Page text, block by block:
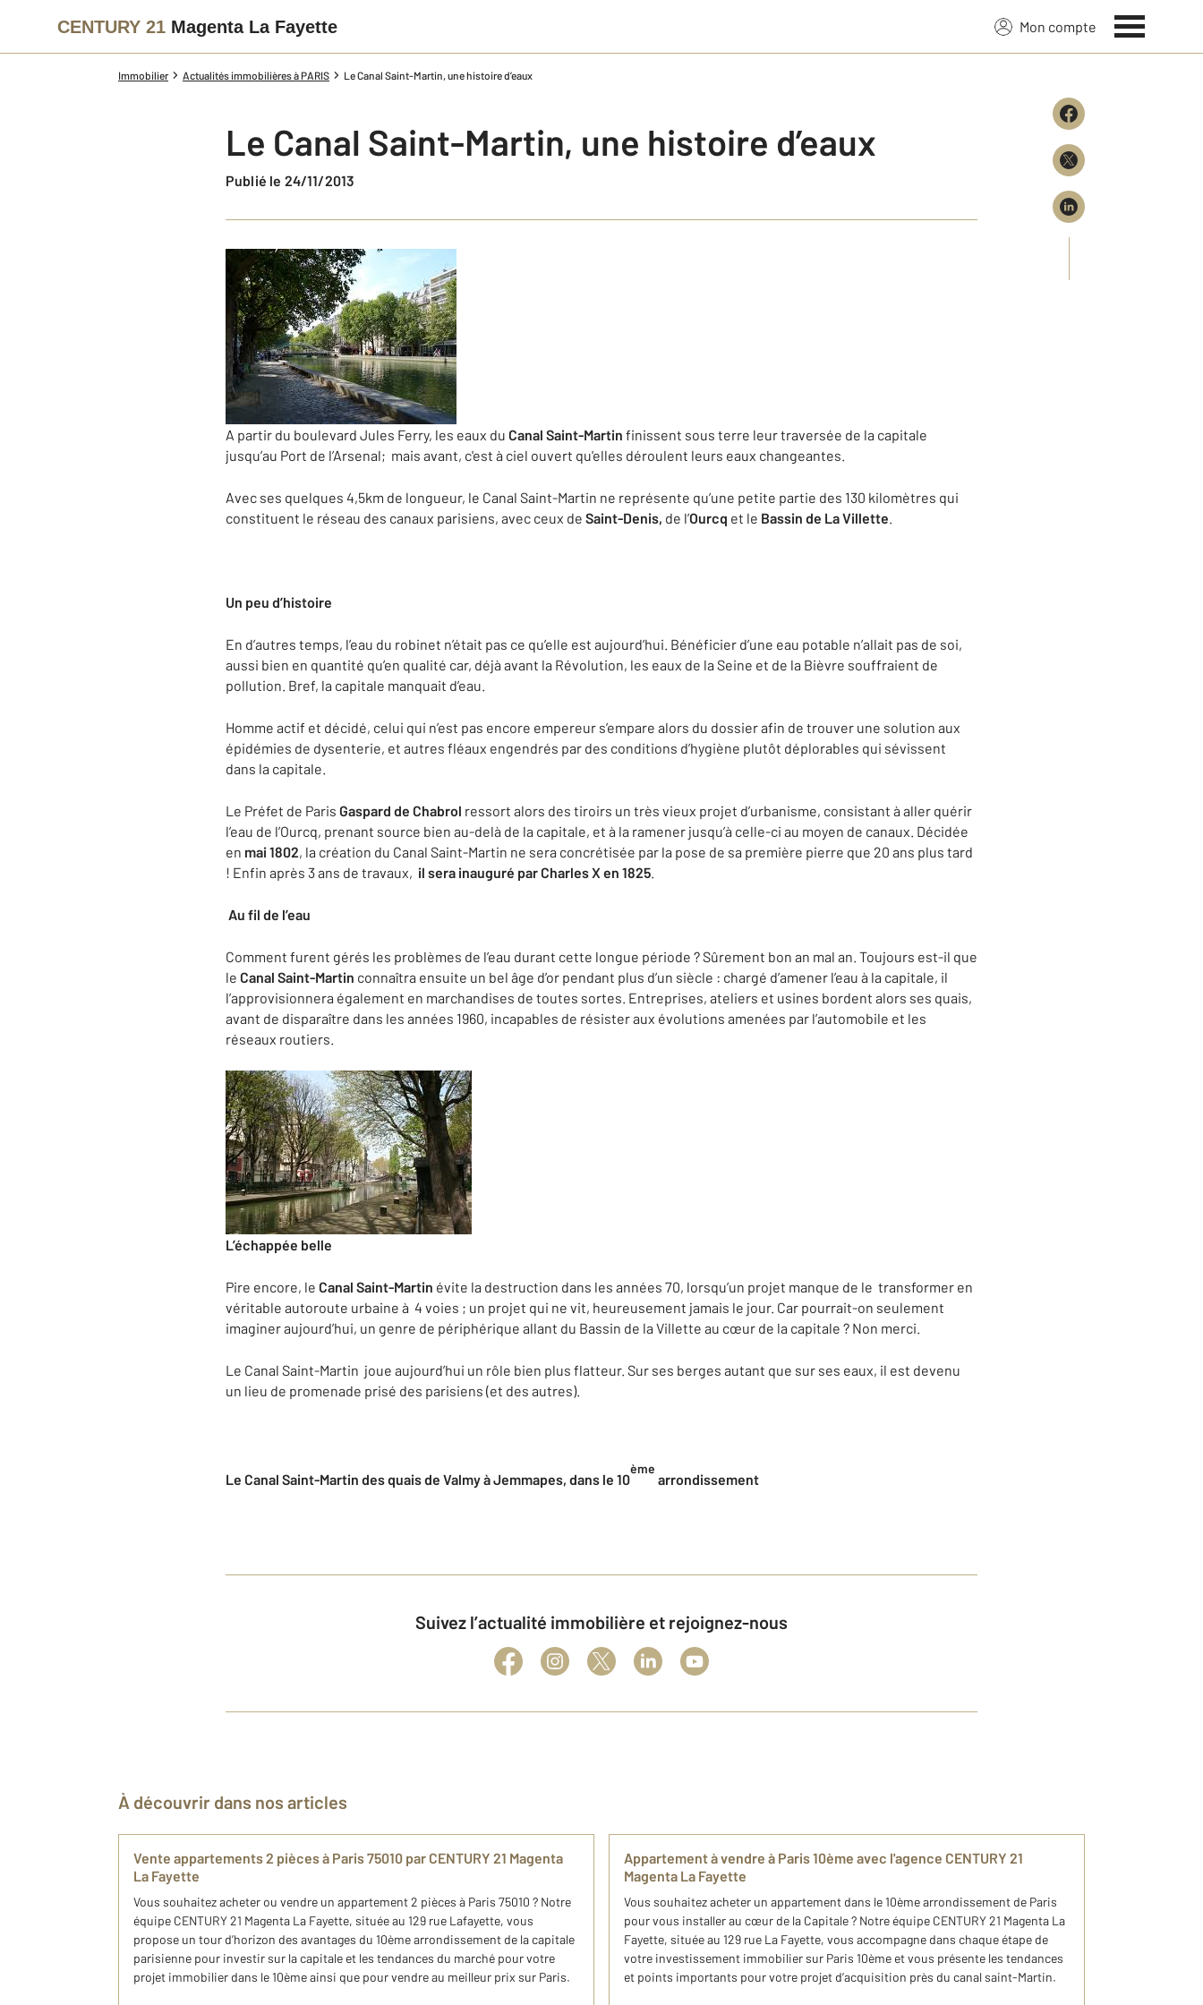
CENTURY 21 Magenta La Fayette Mon compte
Immobilier Actualités immobilières à PARIS Le Canal Saint-Martin, une histoire d’eaux
Le Canal Saint-Martin, une histoire d’eaux
Publié le 24/11/2013
A partir du boulevard Jules Ferry, les eaux du Canal Saint-Martin finissent sous terre leur traversée de la capitale
jusqu’au Port de l’Arsenal; mais avant, c'est à ciel ouvert qu'elles déroulent leurs eaux changeantes.
Avec ses quelques 4,5km de longueur, le Canal Saint-Martin ne représente qu’une petite partie des 130 kilomètres qui
constituent le réseau des canaux parisiens, avec ceux de Saint-Denis, de l’Ourcq et le Bassin de La Villette.
Un peu d’histoire
En d’autres temps, l’eau du robinet n’était pas ce qu’elle est aujourd’hui. Bénéficier d’une eau potable n’allait pas de soi,
aussi bien en quantité qu’en qualité car, déjà avant la Révolution, les eaux de la Seine et de la Bièvre souffraient de
pollution. Bref, la capitale manquait d’eau.
Homme actif et décidé, celui qui n’est pas encore empereur s’empare alors du dossier afin de trouver une solution aux
épidémies de dysenterie, et autres fléaux engendrés par des conditions d’hygiène plutôt déplorables qui sévissent
dans la capitale.
Le Préfet de Paris Gaspard de Chabrol ressort alors des tiroirs un très vieux projet d’urbanisme, consistant à aller quérir
l’eau de l’Ourcq, prenant source bien au-delà de la capitale, et à la ramener jusqu’à celle-ci au moyen de canaux. Décidée
en mai 1802, la création du Canal Saint-Martin ne sera concrétisée par la pose de sa première pierre que 20 ans plus tard
! Enfin après 3 ans de travaux, il sera inauguré par Charles X en 1825.
Au fil de l’eau
Comment furent gérés les problèmes de l’eau durant cette longue période ? Sûrement bon an mal an. Toujours est-il que
le Canal Saint-Martin connaîtra ensuite un bel âge d’or pendant plus d’un siècle : chargé d’amener l’eau à la capitale, il
l’approvisionnera également en marchandises de toutes sortes. Entreprises, ateliers et usines bordent alors ses quais,
avant de disparaître dans les années 1960, incapables de résister aux évolutions amenées par l’automobile et les
réseaux routiers.
L’échappée belle
Pire encore, le Canal Saint-Martin évite la destruction dans les années 70, lorsqu’un projet manque de le transformer en
véritable autoroute urbaine à 4 voies ; un projet qui ne vit, heureusement jamais le jour. Car pourrait-on seulement
imaginer aujourd’hui, un genre de périphérique allant du Bassin de la Villette au cœur de la capitale ? Non merci.
Le Canal Saint-Martin joue aujourd’hui un rôle bien plus flatteur. Sur ses berges autant que sur ses eaux, il est devenu
un lieu de promenade prisé des parisiens (et des autres).
Le Canal Saint-Martin des quais de Valmy à Jemmapes, dans le 10
ème
arrondissement
Suivez l’actualité immobilière et rejoignez-nous
À découvrir dans nos articles
Vente appartements 2 pièces à Paris 75010 par CENTURY 21 Magenta
La Fayette
Vous souhaitez acheter ou vendre un appartement 2 pièces à Paris 75010 ? Notre
équipe CENTURY 21 Magenta La Fayette, située au 129 rue Lafayette, vous
propose un tour d’horizon des avantages du 10ème arrondissement de la capitale
parisienne pour investir sur la capitale et les tendances du marché pour votre
projet immobilier dans le 10ème ainsi que pour vendre au meilleur prix sur Paris.
Appartement à vendre à Paris 10ème avec l'agence CENTURY 21
Magenta La Fayette
Vous souhaitez acheter un appartement dans le 10ème arrondissement de Paris
pour vous installer au cœur de la Capitale ? Notre équipe CENTURY 21 Magenta La
Fayette, située au 129 rue La Fayette, vous accompagne dans chaque étape de
votre investissement immobilier sur Paris 10ème et vous présente les tendances
et points importants pour votre projet d’acquisition près du canal saint-Martin.